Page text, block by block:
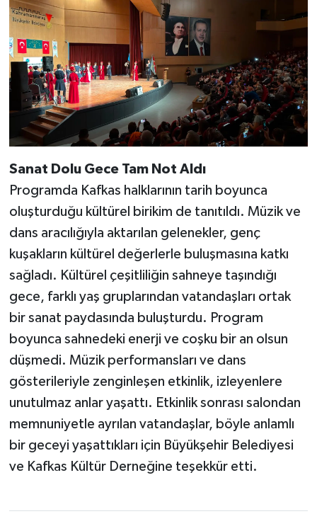
Sanat Dolu Gece Tam Not Aldı
Programda Kafkas halklarının tarih boyunca
oluşturduğu kültürel birikim de tanıtıldı. Müzik ve
dans aracılığıyla aktarılan gelenekler, genç
kuşakların kültürel değerlerle buluşmasına katkı
sağladı. Kültürel çeşitliliğin sahneye taşındığı
gece, farklı yaş gruplarından vatandaşları ortak
bir sanat paydasında buluşturdu. Program
boyunca sahnedeki enerji ve coşku bir an olsun
düşmedi. Müzik performansları ve dans
gösterileriyle zenginleşen etkinlik, izleyenlere
unutulmaz anlar yaşattı. Etkinlik sonrası salondan
memnuniyetle ayrılan vatandaşlar, böyle anlamlı
bir geceyi yaşattıkları için Büyükşehir Belediyesi
ve Kafkas Kültür Derneğine teşekkür etti.